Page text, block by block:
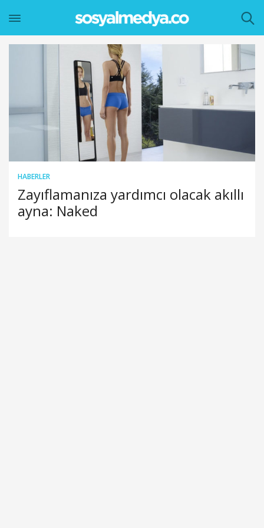
HABERLER
Zayıflamanıza yardımcı olacak akıllı
ayna: Naked